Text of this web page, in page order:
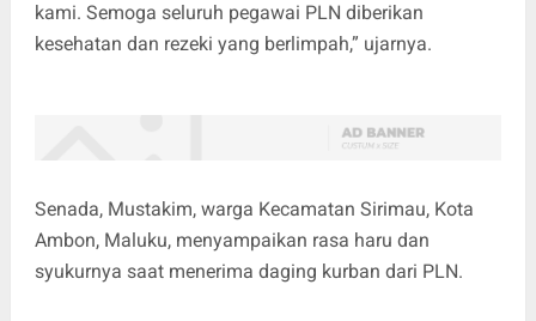
kami. Semoga seluruh pegawai PLN diberikan
kesehatan dan rezeki yang berlimpah,” ujarnya.
Senada, Mustakim, warga Kecamatan Sirimau, Kota
Ambon, Maluku, menyampaikan rasa haru dan
syukurnya saat menerima daging kurban dari PLN.